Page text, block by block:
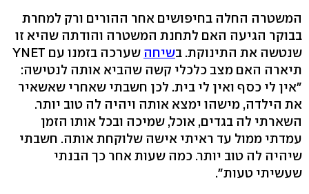
המשטרה החלה בחיפושים אחר ההורים ורק למחרת
בבוקר הגיעה האם לתחנת המשטרה והודתה שהיא זו
שנטשה את התינוקת. בשיחה
שערכה בזמנו עם YNET
תיארה האם מצב כלכלי קשה שהביא אותה לנטישה:
"אין לי כסף ואין לי בית. לכן חשבתי שאחרי שאשאיר
את הילדה, מישהו ימצא אותה ויהיה לה טוב יותר.
השארתי לה בגדים, אוכל, שמיכה ובכל אותו הזמן
עמדתי ממול עד ראיתי אישה שלוקחת אותה. חשבתי
שיהיה לה טוב יותר. כמה שעות אחר כך הבנתי
שעשיתי טעות".